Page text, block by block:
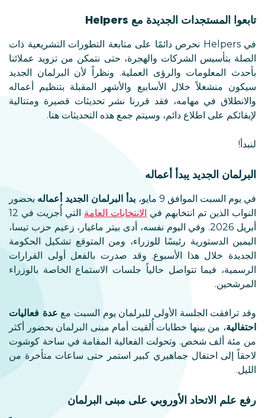
تابعوا المستجدات الجديدة مع Helpers
في Helpers نحرص دائمًا على متابعة التطورات التشريعية ذات
الصلة بتأسيس الشركات والهجرة، حتى نتمكن من تزويد عملائنا
بأحدث المعلومات والرؤى العملية. ونظراً لأن البرلمان الجديد
سيكون منشغلاً خلال الأسابيع والأشهر المقبلة بتنظيم أعماله
والانطلاق في مهامه، فقد قررنا نشر تحديثات قصيرة ومتتالية
لإبقائكم على اطلاع دائم، وسيتم جمع هذه التحديثات هنا.
لنبدأ!
البرلمان الجديد يبدأ أعماله
في يوم السبت الموافق 9 مايو، بدأ البرلمان الجديد أعماله بحضور
النواب الذين تم انتخابهم في الانتخابات العامة
التي أُجريت في 12
أبريل 2026. وفي اليوم نفسه، أدى بيتر ماغيار، زعيم حزب تيسا،
اليمين الدستورية رئيسًا للوزراء، ومن المتوقع تشكيل الحكومة
الجديدة خلال هذا الأسبوع. وقد صدرت بالفعل أولى القرارات
الرسمية، فيما تتواصل حالياً جلسات الاستماع الخاصة بالوزراء
المرشحين.
وقد ترافقت الجلسة الأولى للبرلمان يوم السبت مع عدة فعاليات
احتفالية، من بينها خطابات أُلقيت أمام مبنى البرلمان بحضور أكثر
من مئة ألف شخص. وتحولت الفعالية المقامة في ساحة كوشوت
لاحقاً إلى احتفال جماهيري كبير استمر حتى ساعات متأخرة من
الليل.
رفع علم الاتحاد الأوروبي على مبنى البرلمان